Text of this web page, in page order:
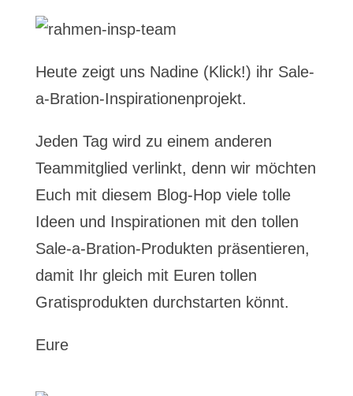
Heute zeigt uns Nadine (Klick!) ihr Sale-
a-Bration-Inspirationenprojekt.
Jeden Tag wird zu einem anderen
Teammitglied verlinkt, denn wir möchten
Euch mit diesem Blog-Hop viele tolle
Ideen und Inspirationen mit den tollen
Sale-a-Bration-Produkten präsentieren,
damit Ihr gleich mit Euren tollen
Gratisprodukten durchstarten könnt.
Eure